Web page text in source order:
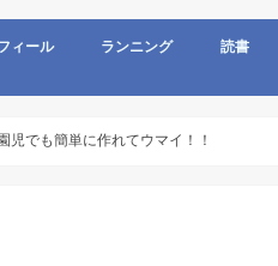
ィール ランニング 読書
児でも簡単に作れてウマイ！！